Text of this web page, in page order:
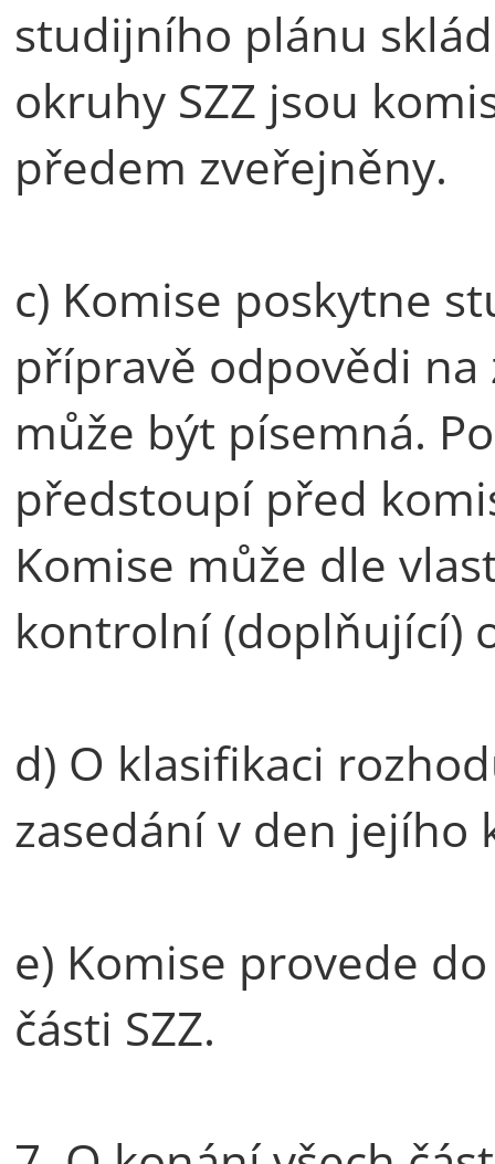
studijního plánu
okruhy SZZ jsou
předem zveřejněny.
c) Komise poskytne
přípravě odpovědi
může být písemná.
předstoupí před
Komise může dle
kontrolní (doplňující)
d) O klasifikaci
zasedání v den jejího
e) Komise provede
části SZZ.